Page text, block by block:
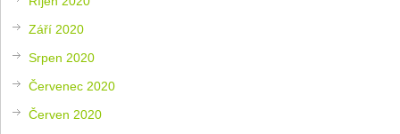
Září 2020
Srpen 2020
Červenec 2020
Červen 2020